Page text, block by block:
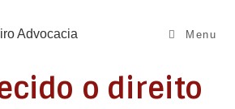
Menu
o direito